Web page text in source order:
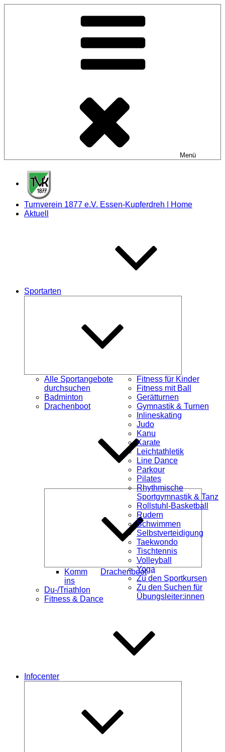
Menü
Turnverein 1877 e.V. Essen-Kupferdreh | Home
Aktuell
Sportarten
Alle Sportangebote
durchsuchen
Badminton
Drachenboot
öffnen
Komm
ins
Drachenboot
Du-/Triathlon
Fitness & Dance
Fitness für Kinder
Fitness mit Ball
Gerätturnen
Gymnastik & Turnen
Inlineskating
Judo
Kanu
Karate
Leichtathletik
Line Dance
Parkour
Pilates
Rhythmische
Sportgymnastik & Tanz
Rollstuhl-Basketball
Rudern
Schwimmen
Selbstverteidigung
Taekwondo
Tischtennis
Volleyball
Yoga
Zu den Sportkursen
Zu den Suchen für
Übungsleiter:innen
Infocenter